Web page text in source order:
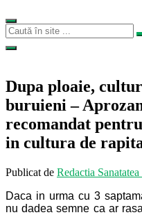
Dupa ploaie,
buruieni –
recomandat
in cultura de
Publicat de Redactia
Daca in urma cu 3
nu dadea semne ca ar